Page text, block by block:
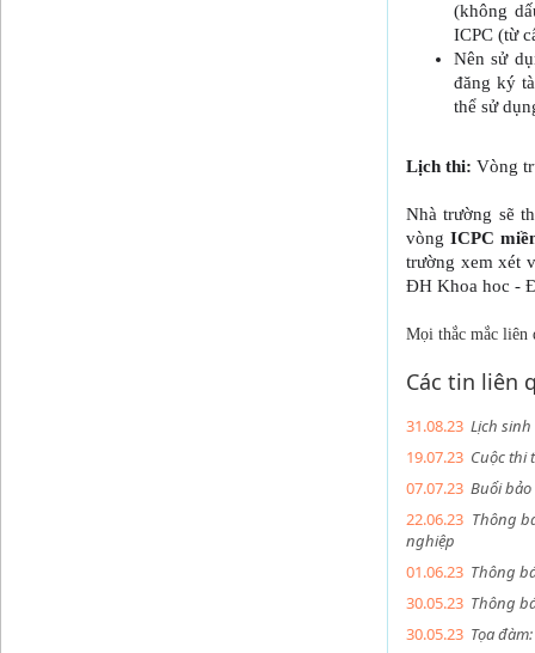
(không
ICPC (từ
Nên sử
đăng ký
thể sử
Lịch thi: Vòng
Nhà trường sẽ
vòng ICPC
trường xem xét
ĐH Khoa hoc -
Mọi thắc mắc
Các tin liên
31.08.23 Lịch
19.07.23 Cuộc thi
07.07.23 Buổi
22.06.23 Thông
nghiệp
01.06.23 Thông
30.05.23 Thông
30.05.23 Tọa